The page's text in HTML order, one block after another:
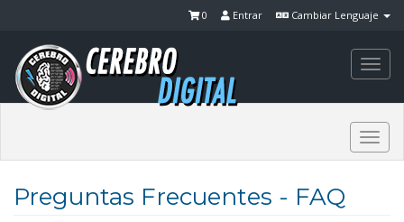
Cambiar Lenguaje
Entrar
0
Preguntas Frecuentes - FAQ